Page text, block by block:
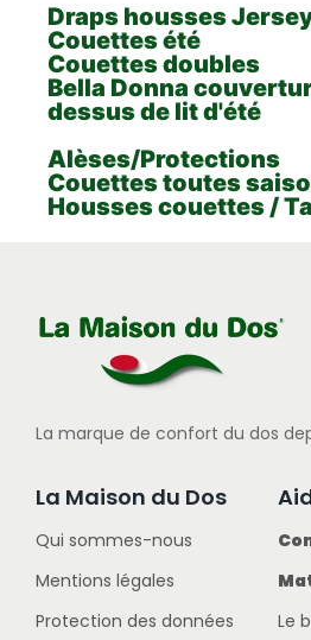
Draps housses
Couettes été
Couettes doubles
Bella Donna
dessus de lit d'été
Alèses/Protections
Couettes toutes
Housses couettes /
La marque de confort du dos
La Maison du Dos
Qui sommes-nous
Mentions légales
Protection des données
Le